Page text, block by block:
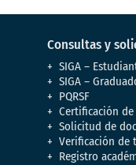
Consultas y
SIGA –
SIGA –
PQRSF
Certificación
Solicitud de
Verificación de
Registro